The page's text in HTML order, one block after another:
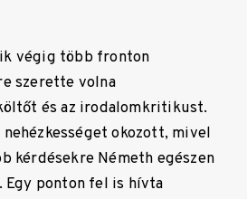
végig több fronton
szerette volna
és az irodalomkritikust.
okozott, mivel
kérdésekre Németh egészen
Egy ponton fel is hívta